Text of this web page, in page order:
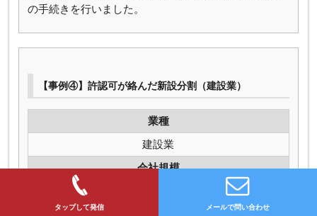
の手続きを行いました。
【事例④】許認可が絡んだ新設分割（建設業）
業種
建設業
会社規模
タップして発信 メールで問い合わせ